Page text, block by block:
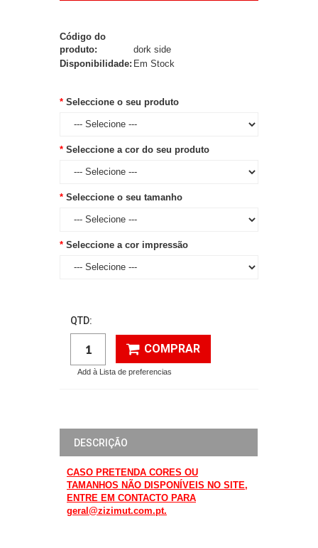
Código do
produto:
dork side
Disponibilidade:Em Stock
Seleccione o seu produto
Seleccione a cor do seu produto
Seleccione o seu tamanho
Seleccione a cor impressão
QTD:
COMPRAR
Add à Lista de preferencias
DESCRIÇÃO
CASO PRETENDA CORES OU
TAMANHOS NÃO DISPONÍVEIS NO SITE,
ENTRE EM CONTACTO PARA
geral@zizimut.com.pt.